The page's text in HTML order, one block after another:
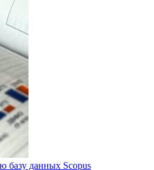
базу данных Scopus